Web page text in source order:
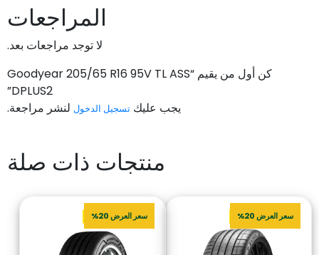
المراجعات
لا توجد مراجعات بعد.
كن أول من يقيم “Goodyear 205/65 R16 95V TL ASS
DPLUS2”
يجب عليك تسجيل الدخول لنشر مراجعة.
منتجات ذات صلة
سعر العرض 20% سعر العرض 20%